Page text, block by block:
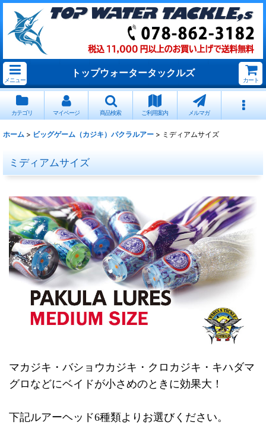
メニュー
トップウォータータックルズ
カート
カテゴリ マイページ 商品検索 ご利用案内 メルマガ
ホーム > ビッグゲーム（カジキ）パクラルアー > ミディアムサイズ
ミディアムサイズ
マカジキ・バショウカジキ・クロカジキ・キハダマ
グロなどにベイドが小さめのときに効果大！
下記ルアーヘッド6種類よりお選びください。